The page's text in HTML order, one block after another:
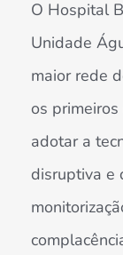
O Hospital
Unidade
maior rede
os
adotar a
disruptiva e